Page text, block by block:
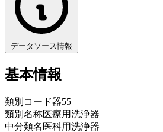
データソース情報
基本情報
類別コード器55
類別名称医療用洗浄器
中分類名 医科用洗浄器